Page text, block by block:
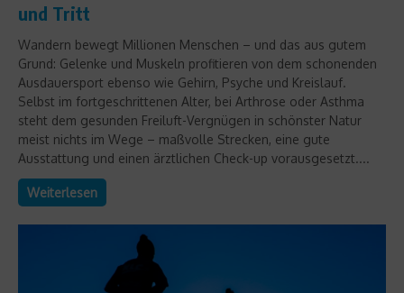
und Tritt
Wandern bewegt Millionen Menschen – und das aus gutem
Grund: Gelenke und Muskeln profitieren von dem schonenden
Ausdauersport ebenso wie Gehirn, Psyche und Kreislauf.
Selbst im fortgeschrittenen Alter, bei Arthrose oder Asthma
steht dem gesunden Freiluft-Vergnügen in schönster Natur
meist nichts im Wege – maßvolle Strecken, eine gute
Ausstattung und einen ärztlichen Check-up vorausgesetzt....
Weiterlesen